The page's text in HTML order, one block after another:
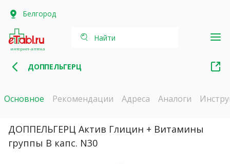
Белгород
интернет-аптека
Найти
ДОППЕЛЬГЕРЦ
Основное Рекомендации Адреса Аналоги
ДОППЕЛЬГЕРЦ Актив Глицин + Витамины
группы В капс. N30